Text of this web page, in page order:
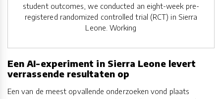
student outcomes, we conducted an eight-week pre-
registered randomized controlled trial (RCT) in Sierra
Leone. Working
Een AI-experiment in Sierra Leone levert
verrassende resultaten op
Een van de meest opvallende onderzoeken vond plaats